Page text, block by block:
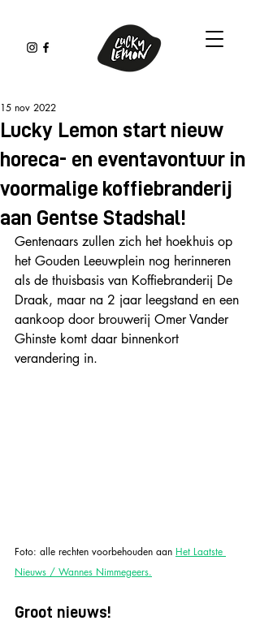
Lucky Lemon start nieuw
horeca- en eventavontuur in
voormalige koffiebranderij
aan Gentse Stadshal!
15 nov 2022
Gentenaars zullen zich het hoekhuis op
het Gouden Leeuwplein nog herinneren
als de thuisbasis van Koffiebranderij De
Draak, maar na 2 jaar leegstand en een
aankoop door brouwerij Omer Vander
Ghinste komt daar binnenkort
verandering in.
Foto: alle rechten voorbehouden aan Het Laatste
Nieuws / Wannes Nimmegeers.
Groot nieuws!